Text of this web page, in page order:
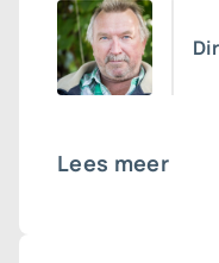
Lees meer